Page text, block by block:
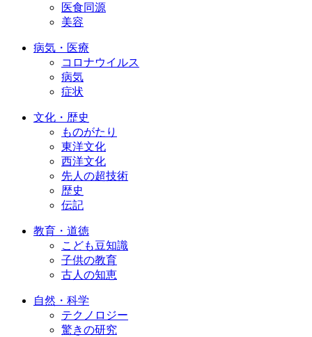
医食同源
美容
病気・医療
コロナウイルス
病気
症状
文化・歴史
ものがたり
東洋文化
西洋文化
先人の超技術
歴史
伝記
教育・道徳
こども豆知識
子供の教育
古人の知恵
自然・科学
テクノロジー
驚きの研究